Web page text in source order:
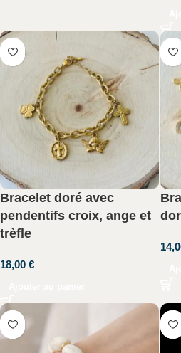
Bracelet doré avec
pendentifs croix, ange et
trèfle
18,00 €